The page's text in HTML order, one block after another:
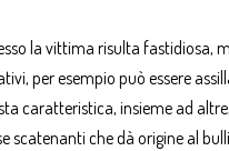
la vittima risulta fastidiosa,
, per esempio può essere
caratteristica, insieme ad
scatenanti che dà origine al